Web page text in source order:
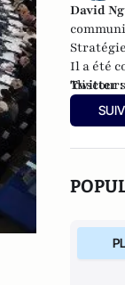
David
Il a été
Travail
2015). Il
Twitter